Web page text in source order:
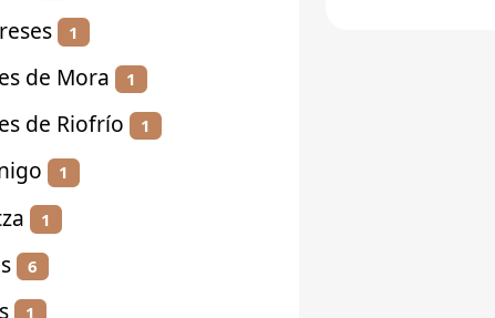
1
de Mora 1
de Riofrío 1
1
1
6
1